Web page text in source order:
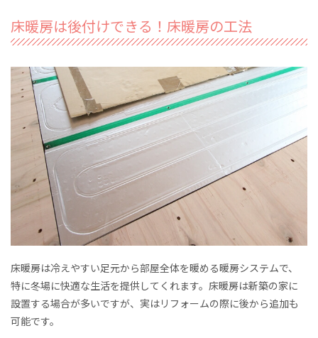
床暖房は後付けできる！床暖房の工法
床暖房は冷えやすい足元から部屋全体を暖める暖房システムで、
特に冬場に快適な生活を提供してくれます。床暖房は新築の家に
設置する場合が多いですが、実はリフォームの際に後から追加も
可能です。